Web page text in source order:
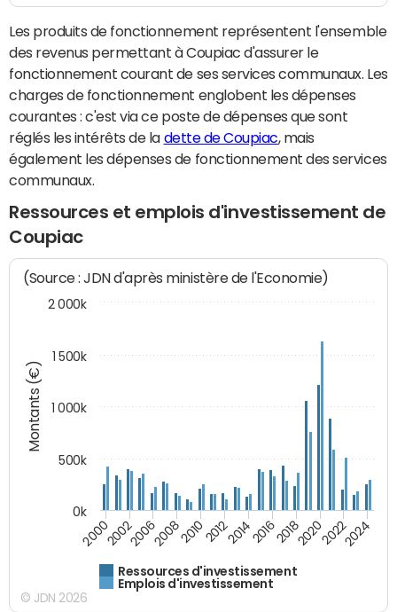
Les produits de fonctionnement représentent l'ensemble
des revenus permettant à Coupiac d'assurer le
fonctionnement courant de ses services communaux. Les
charges de fonctionnement englobent les dépenses
courantes : c'est via ce poste de dépenses que sont
réglés les intérêts de la dette de Coupiac, mais
également les dépenses de fonctionnement des services
communaux.
Ressources et emplois d'investissement de
Coupiac
Montants (€)
(Source : JDN d'après ministère de l'Economie)
Ressources d'investissement
Emplois d'investissement
200020022006200820102012201420162018202020222024
0k
500k
1 000k
1 500k
2 000k
© JDN 2026